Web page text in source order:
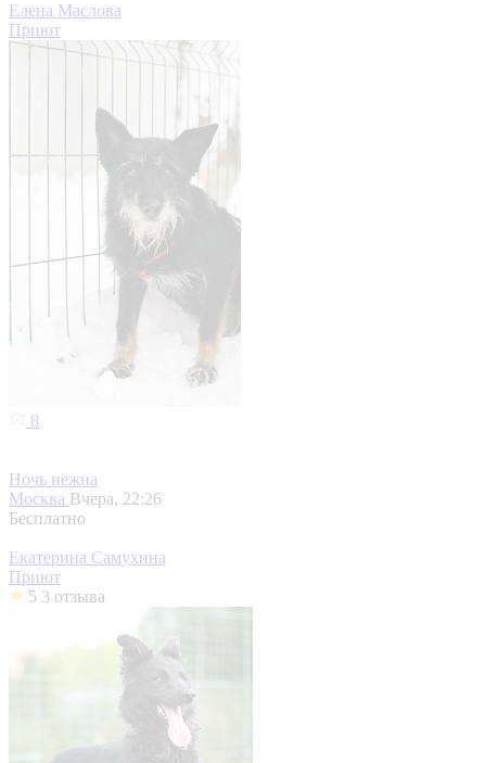
Елена Маслова
Приют
8
Ночь нежна
Москва Вчера, 22:26
Бесплатно
Екатерина Самухина
Приют
5 3 отзыва